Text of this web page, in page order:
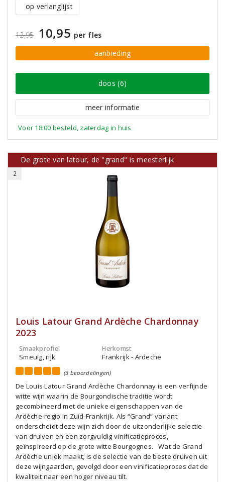
op verlanglijst
12,95 10,95 per fles
aanbieding
doos (6)
meer informatie
Voor 18:00 besteld, zaterdag in huis
De grote van latour, de "grand" is meesterlijk
2
Louis Latour Grand Ardèche Chardonnay
2023
Smaakprofiel
Smeuïg, rijk
Herkomst
Frankrijk - Ardeche
(3 beoordelingen)
De Louis Latour Grand Ardèche Chardonnay is een verfijnde
witte wijn waarin de Bourgondische traditie wordt
gecombineerd met de unieke eigenschappen van de
Ardèche-regio in Zuid-Frankrijk. Als “Grand” variant
onderscheidt deze wijn zich door de uitzonderlijke selectie
van druiven en een zorgvuldig vinificatieproces,
geïnspireerd op de grote witte Bourgognes. Wat de Grand
Ardèche uniek maakt, is de selectie van de beste druiven uit
deze wijngaarden, gevolgd door een vinificatieproces dat de
kwaliteit naar een hoger niveau tilt.